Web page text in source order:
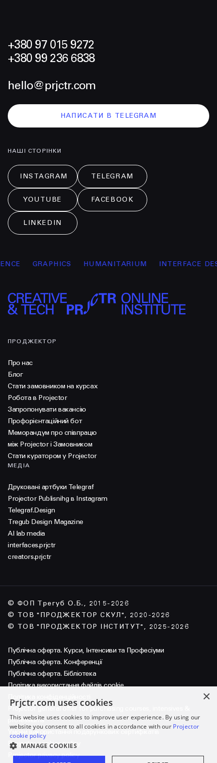
+380 97 015 9272
+380 99 236 6838
hello@prjctr.com
НАПИСАТИ В TELEGRAM
НАШІ СТОРІНКИ
INSTAGRAM TELEGRAM
YOUTUBE FACEBOOK
LINKEDIN
GRAPHICS HUMANITARIUM INTERFACE
ПРОДЖЕКТОР
Про нас
Блог
Стати замовником на курсах
Робота в Projector
Запропонувати вакансію
Профорієнтаційний бот
Меморандум про співпрацю
між Projector і Замовником
Стати куратором у Projector
МЕДІА
Друковані артбуки Telegraf
Projector Publisnihg в Instagram
Telegraf.Design
Tregub Design Magazine
AI lab media
interfaces.prjctr
creators.prjctr
© ФОП Трегуб О.Б., 2015-2026
© ТОВ "ПРОДЖЕКТОР СКУЛ", 2020-2026
© ТОВ "ПРОДЖЕКТОР ІНСТИТУТ", 2025-2026
Публічна оферта. Курси, Інтенсиви та Професіуми
Публічна оферта. Конференції
Публічна оферта. Бібліотека
Політика використання файлів cookie
Projector general offer for purchasing courses, intensives &
professiums
Умови використання подарункових сертифікатів
Projector cookies policy
Projector privacy policy
×
Prjctr.com uses cookies
This website uses cookies to improve user experience. By using our
website you consent to all cookies in accordance with our Projector
cookie policy
MANAGE COOKIES